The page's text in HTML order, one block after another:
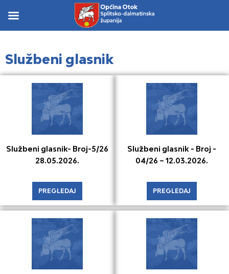
content
Službeni glasnik
Službeni glasnik- Broj-5/26
28.05.2026.​
PREGLEDAJ
Službeni glasnik - Broj -
04/26 – 12.03.2026.
PREGLEDAJ